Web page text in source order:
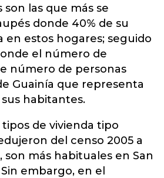
las que más se
donde 40% de su
en estos hogares; seguido
el número de
número de personas
Guainía que representa
habitantes.
de vivienda tipo
del censo 2005 a
son más habituales en San
embargo, en el